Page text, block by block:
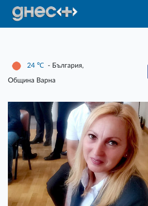
24 ℃ - България,
Община Варна